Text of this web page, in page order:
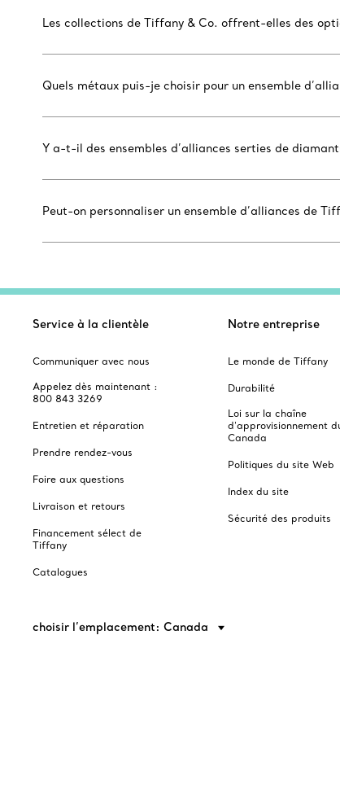
Les collections de Tiffany & Co. offrent-elles des
Quels métaux puis-je choisir pour un ensemble
Y a-t-il des ensembles d’alliances serties de
Peut-on personnaliser un ensemble d’alliances de
Service à la clientèle
Communiquer avec nous
Appelez dès maintenant :
800 843 3269
Entretien et réparation
Prendre rendez-vous
Foire aux questions
Livraison et retours
Financement sélect de
Tiffany
Catalogues
Notre entreprise
Le monde de Tiffany
Durabilité
Loi sur la chaîne
d'approvisionnement
Canada
Politiques du site Web
Index du site
Sécurité des produits
choisir l’emplacement: Canada